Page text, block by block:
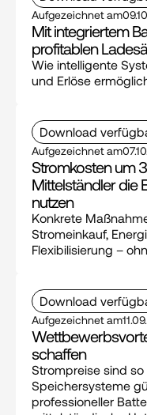
Aufgezeichnet am
Mit integriertem
profitablen
Wie intelligente
und Erlöse
Download
Aufgezeichnet am
Stromkosten um
Mittelständler die
nutzen
Konkrete
Stromeinkauf,
Flexibilisierung –
Download
Aufgezeichnet am
schaffen
Strompreise sind
Speichersysteme
professioneller